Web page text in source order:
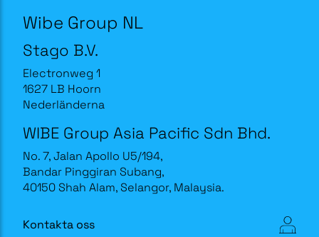
Wibe Group NL
Stago B.V.
Electronweg 1
1627 LB Hoorn
Nederländerna
WIBE Group Asia Pacific Sdn Bhd.
No. 7, Jalan Apollo U5/194,
Bandar Pinggiran Subang,
40150 Shah Alam, Selangor, Malaysia.
Kontakta oss